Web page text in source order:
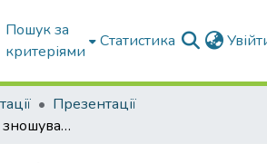
Пошук за
критеріями
Статистика
Презентації
Закономірності зношування деталей та зміна споживчих якостей машин : лекція № 19